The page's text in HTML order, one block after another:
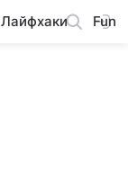
Лайфхаки Fun